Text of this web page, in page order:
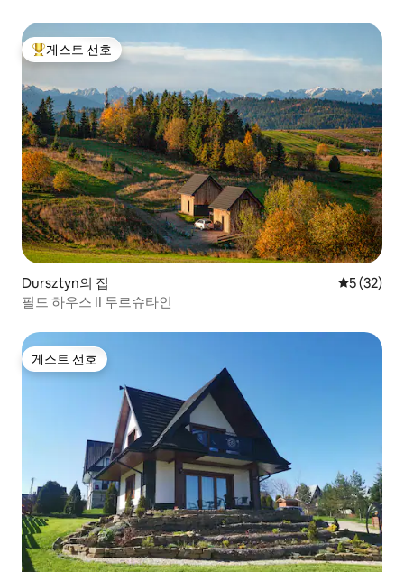
상위 게스트 선호
게스트 선호
Dursztyn의 집 평점 5점
5 (32)
필드 하우스 II 두르슈타인
게스트 선호
게스트 선호